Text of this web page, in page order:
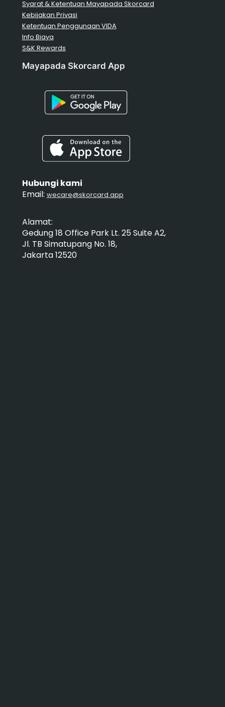
Syarat & Ketentuan Mayapada Skorcard
Kebijakan Privasi
Ketentuan Penggunaan VIDA
Info Biaya
S&K Rewards
Mayapada Skorcard App
Hubungi kami
Email: wecare@skorcard.app
Alamat:
Gedung 18 Office Park Lt. 25 Suite A2,
Jl. TB Simatupang No. 18,
Jakarta 12520